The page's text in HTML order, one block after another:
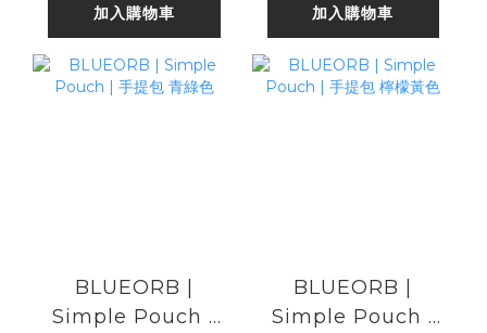
加入購物車 加入購物車
BLUEORB |
Simple Pouch |
BLUEORB |
Simple Pouch |